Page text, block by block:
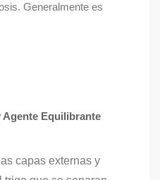
Generalmente es
Agente Equilibrante
capas externas y